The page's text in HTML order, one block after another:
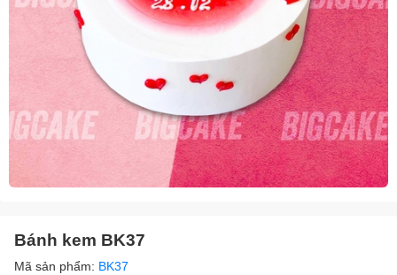
Bánh kem BK37
Mã sản phẩm: BK37